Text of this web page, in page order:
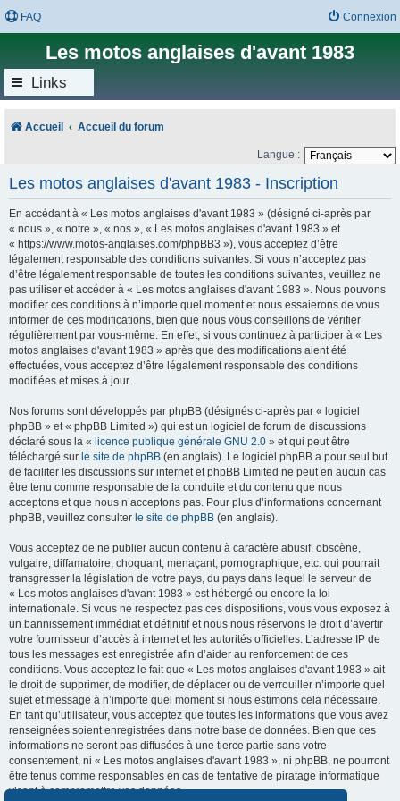
FAQ Connexion
Les motos anglaises d'avant 1983
Links
Accueil Accueil du forum
Langue :
Les motos anglaises d'avant 1983 - Inscription
En accédant à « Les motos anglaises d'avant 1983 » (désigné ci-après par
« nous », « notre », « nos », « Les motos anglaises d'avant 1983 » et
« https://www.motos-anglaises.com/phpBB3 »), vous acceptez d’être
légalement responsable des conditions suivantes. Si vous n’acceptez pas
d’être légalement responsable de toutes les conditions suivantes, veuillez ne
pas utiliser et accéder à « Les motos anglaises d'avant 1983 ». Nous pouvons
modifier ces conditions à n’importe quel moment et nous essaierons de vous
informer de ces modifications, bien que nous vous conseillons de vérifier
régulièrement par vous-même. En effet, si vous continuez à participer à « Les
motos anglaises d'avant 1983 » après que des modifications aient été
effectuées, vous acceptez d’être légalement responsable des conditions
modifiées et mises à jour.
Nos forums sont développés par phpBB (désignés ci-après par « logiciel
phpBB » et « phpBB Limited ») qui est un logiciel de forum de discussions
déclaré sous la « licence publique générale GNU 2.0 » et qui peut être
téléchargé sur le site de phpBB (en anglais). Le logiciel phpBB a pour seul but
de faciliter les discussions sur internet et phpBB Limited ne peut en aucun cas
être tenu comme responsable de la conduite et du contenu que nous
acceptons et que nous n’acceptons pas. Pour plus d’informations concernant
phpBB, veuillez consulter le site de phpBB (en anglais).
Vous acceptez de ne publier aucun contenu à caractère abusif, obscène,
vulgaire, diffamatoire, choquant, menaçant, pornographique, etc. qui pourrait
transgresser la législation de votre pays, du pays dans lequel le serveur de
« Les motos anglaises d'avant 1983 » est hébergé ou encore la loi
internationale. Si vous ne respectez pas ces dispositions, vous vous exposez à
un bannissement immédiat et définitif et nous nous réservons le droit d’avertir
votre fournisseur d’accès à internet et les autorités officielles. L’adresse IP de
tous les messages est enregistrée afin d’aider au renforcement de ces
conditions. Vous acceptez le fait que « Les motos anglaises d'avant 1983 » ait
le droit de supprimer, de modifier, de déplacer ou de verrouiller n’importe quel
sujet et message à n’importe quel moment si nous estimons cela nécessaire.
En tant qu’utilisateur, vous acceptez que toutes les informations que vous avez
renseignées soient enregistrées dans notre base de données. Bien que ces
informations ne seront pas diffusées à une tierce partie sans votre
consentement, ni « Les motos anglaises d'avant 1983 », ni phpBB, ne pourront
être tenus comme responsables en cas de tentative de piratage informatique
visant à compromettre vos données.